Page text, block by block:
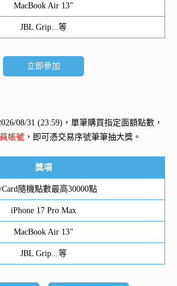
MacBook Air 13"
JBL Grip...等
立即參加
08/31 (23:59)，單筆購買指定面額點數，
帳號 ，即可憑交易序號筆筆抽大獎。
獎項
隨機點數最高30000點
iPhone 17 Pro Max
MacBook Air 13"
JBL Grip...等